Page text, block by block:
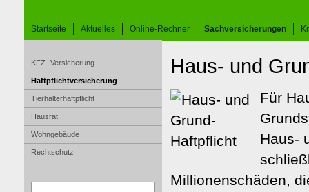
Startseite Aktuelles Online-Rechner Sachversicherungen
KFZ- Versicherung
Haft­pflichtversicherung
Tierhalterhaftpflicht
Hausrat
Wohngebäude
Rechtschutz
Haus- und
Für
Haus-
Millionenschäden,